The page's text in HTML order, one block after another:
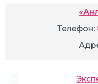
Телефон: